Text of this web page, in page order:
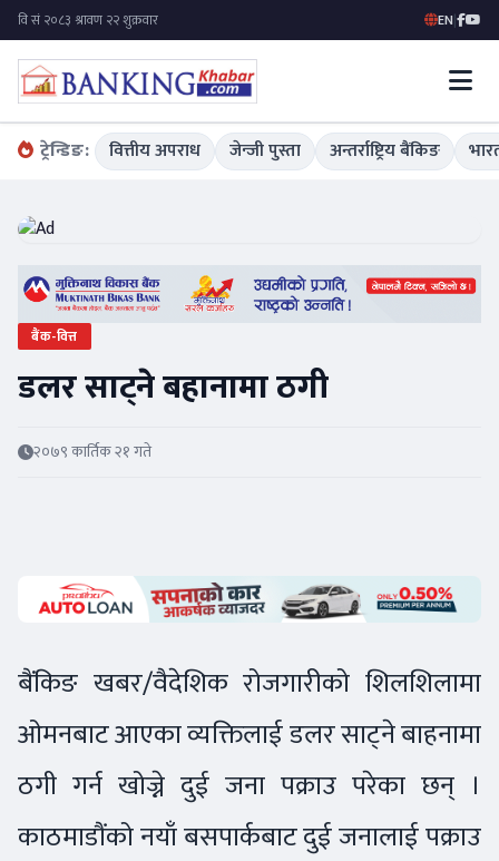
EN|
ट्रेन्डिङ: वित्तीय अपराध जेन्जी पुस्ता अन्तर्राष्ट्रिय बैंकिङ
बैंक-वित्त
डलर साट्ने बहानामा ठगी
२०७९ कार्तिक २१ गते
बैंकिङ खबर/वैदेशिक रोजगारीको शिलशिलामा
ओमनबाट आएका व्यक्तिलाई डलर साट्ने बाहनामा
ठगी गर्न खोज्ने दुई जना पक्राउ परेका छन् ।
काठमाडौंको नयाँ बसपार्कबाट दुई जनालाई पक्राउ